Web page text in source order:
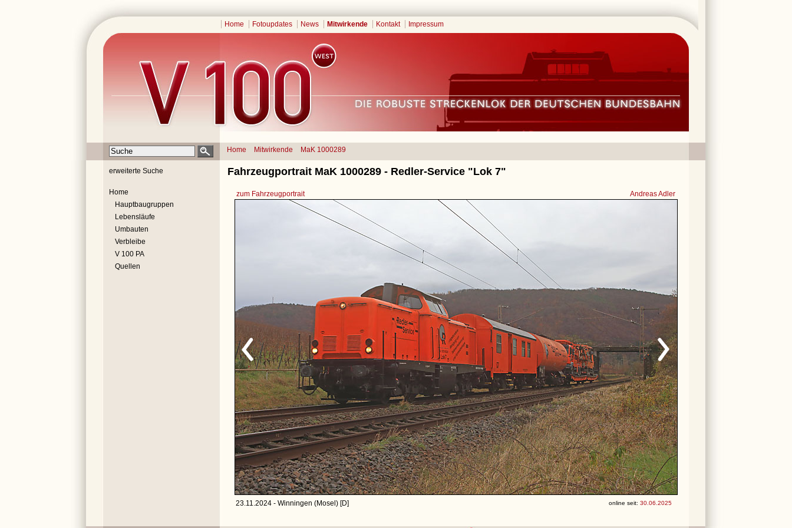
Home Fotoupdates News Mitwirkende Kontakt Impressum
Home Mitwirkende MaK 1000289
erweiterte Suche
Home
Hauptbaugruppen
Lebensläufe
Umbauten
Verbleibe
V 100 PA
Quellen
Fahrzeugportrait MaK 1000289 - Redler-Service "Lok 7"
zum Fahrzeugportrait Andreas Adler
23.11.2024 - Winningen (Mosel) [D] online seit: 30.06.2025